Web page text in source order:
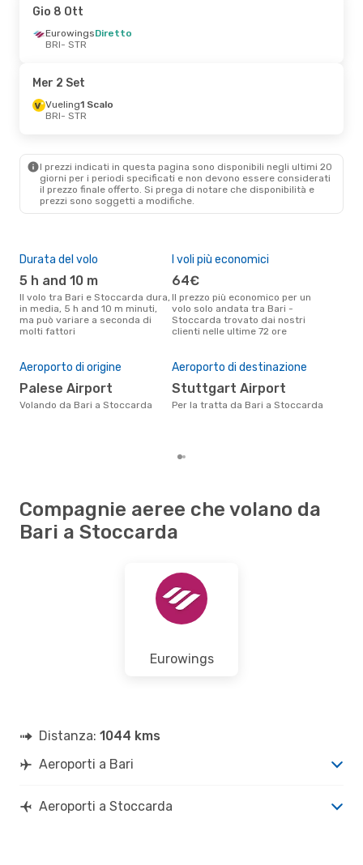
Eurowings
STR - BRI
Vueling1 Scalo
BRI- STR
EurowingsDiretto
STR
- BRI
Gio 3 Set- Dom 6 Set
EurowingsDiretto
BRI - STR
EurowingsDiretto
STR- BRI
Gio 8 Ott
EurowingsDiretto
BRI- STR
Mer 2 Set
Vueling1 Scalo
BRI- STR
I prezzi indicati in questa pagina sono disponibili negli ultimi 20
giorni per i periodi specificati e non devono essere considerati
il ​​prezzo finale offerto. Si prega di notare che disponibilità e
prezzi sono soggetti a modifiche.
Durata del volo
5 h and 10 m
Il volo tra Bari e Stoccarda dura,
in media, 5 h and 10 m minuti,
ma può variare a seconda di
molti fattori
I voli più economici
64€
Il prezzo più economico per un
volo solo andata tra Bari -
Stoccarda trovato dai nostri
clienti nelle ultime 72 ore
Aeroporto di origine
Palese Airport
Volando da Bari a Stoccarda
Aeroporto di destinazione
Stuttgart Airport
Per la tratta da Bari a Stoccarda
Compagnie aeree che volano da
Bari a Stoccarda
Eurowings
Distanza: 1044 kms
Aeroporti a Bari
Aeroporti a Stoccarda